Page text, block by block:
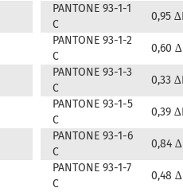
PANTONE 93-1-1
C
0,95
PANTONE 93-1-2
C
0,60
PANTONE 93-1-3
C
0,33
PANTONE 93-1-5
C
0,39
PANTONE 93-1-6
C
0,84
PANTONE 93-1-7
C
0,48